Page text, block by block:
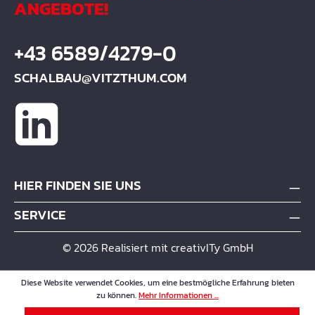
ANGEBOTE!
+43 6589/4279-0
SCHALBAU@VITZTHUM.COM
HIER FINDEN SIE UNS
SERVICE
© 2026 Realisiert mit creativITy GmbH
Diese Website verwendet Cookies, um eine bestmögliche Erfahrung bieten
zu können.Mehr Informationen ...